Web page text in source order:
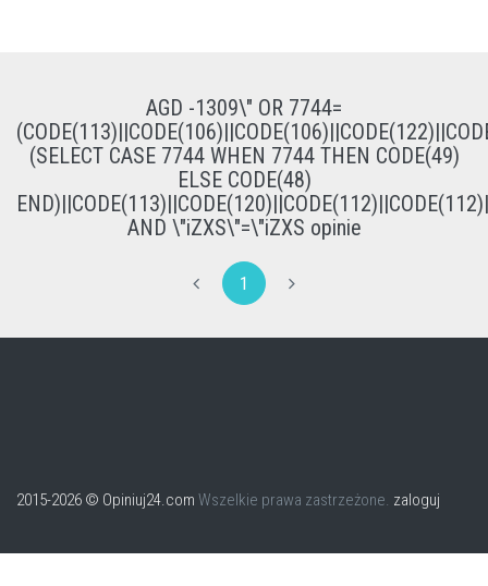
AGD -1309\" OR 7744=
(SELECT CASE 7744 WHEN 7744 THEN CODE(49)
ELSE CODE(48)
AND \"iZXS\"=\"iZXS opinie
1
2015-2026 © Opiniuj24.com Wszelkie prawa zastrzeżone. zaloguj